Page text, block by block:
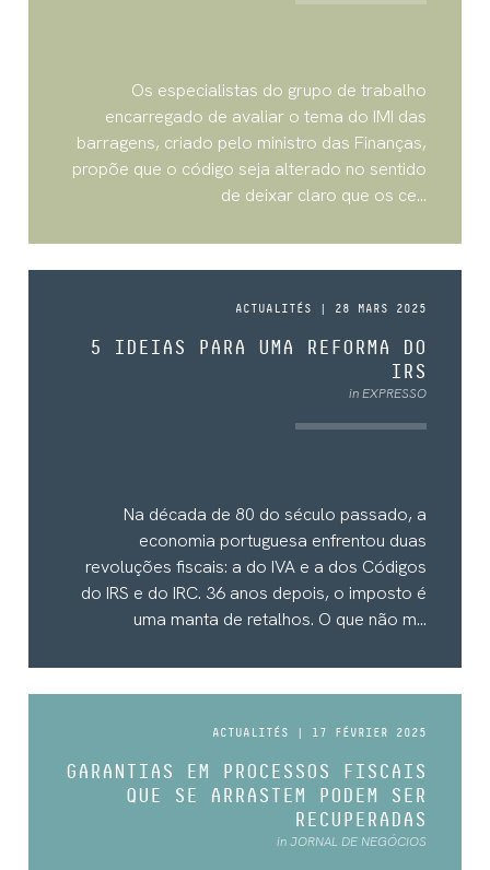
Os especialistas do grupo de trabalho
encarregado de avaliar o tema do IMI das
barragens, criado pelo ministro das Finanças,
propõe que o código seja alterado no sentido
de deixar claro que os ce...
ACTUALITÉS | 28 MARS 2025
5 IDEIAS PARA UMA REFORMA DO
IRS
in EXPRESSO
Na década de 80 do século passado, a
economia portuguesa enfrentou duas
revoluções fiscais: a do IVA e a dos Códigos
do IRS e do IRC. 36 anos depois, o imposto é
uma manta de retalhos. O que não m...
ACTUALITÉS | 17 FÉVRIER 2025
GARANTIAS EM PROCESSOS FISCAIS
QUE SE ARRASTEM PODEM SER
RECUPERADAS
in JORNAL DE NEGÓCIOS